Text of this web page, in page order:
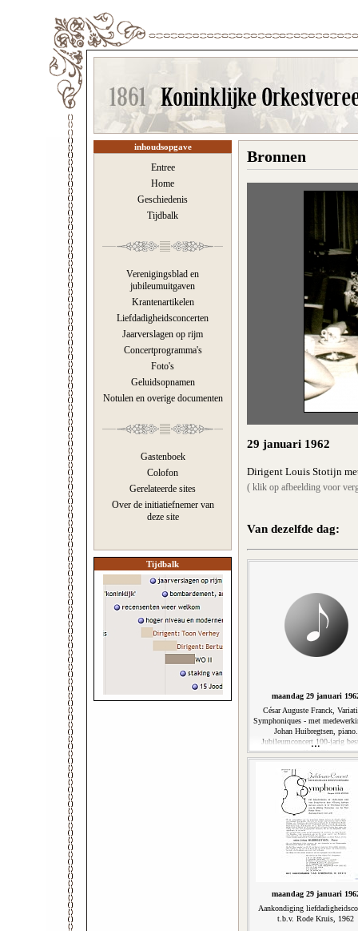
inhoudsopgave
Entree
Home
Geschiedenis
Tijdbalk
Verenigingsblad en
jubileumuitgaven
Krantenartikelen
Liefdadigheidsconcerten
Jaarverslagen op rijm
Concertprogramma's
Foto's
Geluidsopnamen
Notulen en overige documenten
Gastenboek
Colofon
Gerelateerde sites
Over de initiatiefnemer van
deze site
Tijdbalk
Bronnen
29 januari 1962
Dirigent Louis Stotijn
( klik op afbeelding voor
Van dezelfde dag:
maandag 29 januari
César Auguste Franck,
Symphoniques - met
Johan Huibregtsen, piano.
Jubileumconcert 100-jarig
(14'29'')
maandag 29 januari
Aankondiging
t.b.v. Rode Kruis, 1962